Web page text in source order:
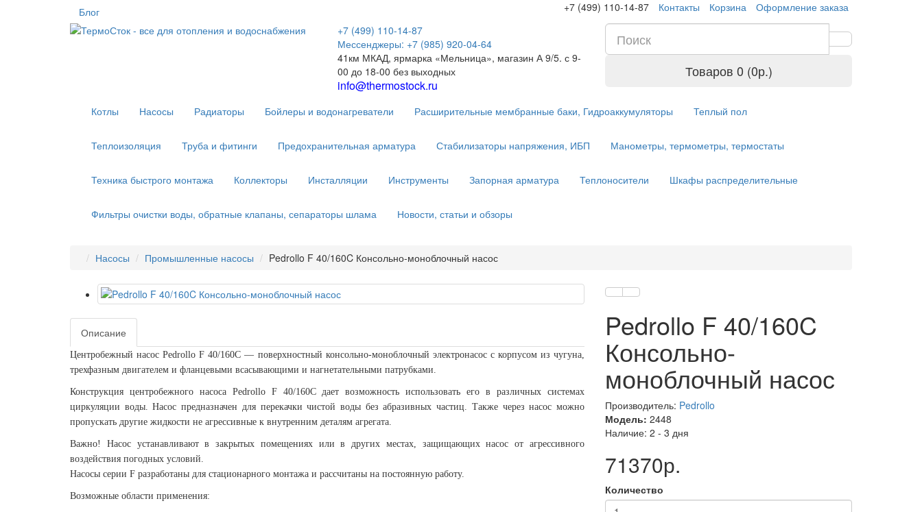
Блог +7 (499) 110-14-87 Контакты Корзина
Оформление заказа
+7 (499) 110-14-87
Мессенджеры: +7 (985) 920-04-64
41км МКАД, ярмарка «Мельница», магазин А 9/5. с 9-
00 до 18-00 без выходных
info@thermostock.ru
Товаров 0 (0р.)
Котлы Насосы Радиаторы Бойлеры и водонагреватели Расширительные мембранные баки, Гидроаккумуляторы Теплый пол
Теплоизоляция Труба и фитинги Предохранительная арматура Стабилизаторы напряжения, ИБП Манометры, термометры, термостаты
Техника быстрого монтажа Коллекторы Инсталляции Инструменты Запорная арматура Теплоносители Шкафы распределительные
Фильтры очистки воды, обратные клапаны, сепараторы шлама Новости, статьи и обзоры
Насосы Промышленные насосы Pedrollo F 40/160C Консольно-моноблочный насос
Описание
Центробежный насос Pedrollo F 40/160C — поверхностный консольно-моноблочный электронасос с корпусом из чугуна,
трехфазным двигателем и фланцевыми всасывающими и нагнетательными патрубками.
Конструкция центробежного насоса Pedrollo F 40/160C дает возможность использовать его в различных системах
циркуляции воды. Насос предназначен для перекачки чистой воды без абразивных частиц. Также через насос можно
пропускать другие жидкости не агрессивные к внутренним деталям агрегата.
Важно! Насос устанавливают в закрытых помещениях или в других местах, защищающих насос от агрессивного
воздействия погодных условий.
Насосы серии F разработаны для стационарного монтажа и рассчитаны на постоянную работу.
Возможные области применения:
Pedrollo F 40/160C
Консольно-
моноблочный насос
Производитель: Pedrollo
Модель: 2448
Наличие: 2 - 3 дня
71370р.
Количество